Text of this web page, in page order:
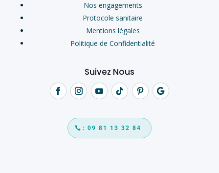
Nos engagements
Protocole sanitaire
Mentions légales
Politique de Confidentialité
Suivez Nous
: 09 81 13 32 84